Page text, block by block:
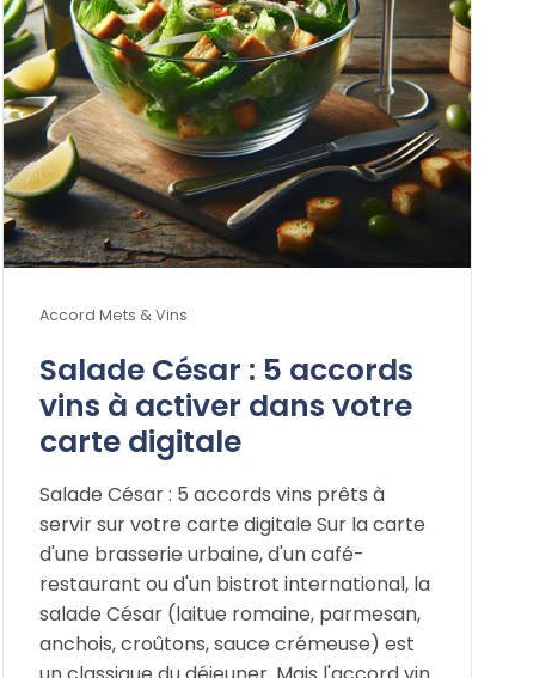
Accord Mets & Vins
Salade César : 5 accords
vins à activer dans votre
carte digitale
Salade César : 5 accords vins prêts à
servir sur votre carte digitale Sur la carte
d'une brasserie urbaine, d'un café-
restaurant ou d'un bistrot international, la
salade César (laitue romaine, parmesan,
anchois, croûtons, sauce crémeuse) est